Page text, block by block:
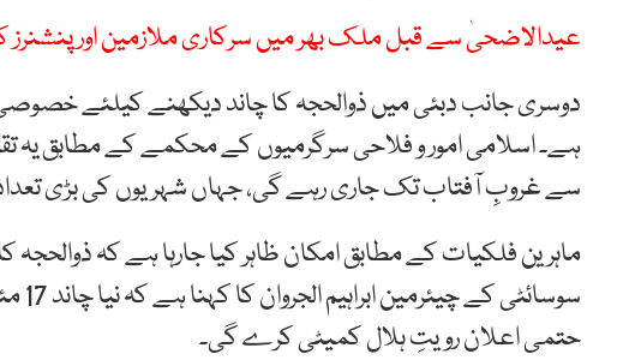
عیدالاضحیٰ سے قبل ملک بھر میں سرکاری ملازمین اور پنشنرز
دوسری جانب دبئی میں ذوالحجہ کا چاند دیکھنے کیلئے
سے غروبِ آفتاب تک جاری رہے گی، جہاں شہریوں کی بڑی
حتمی اعلان رویتِ ہلال کمیٹی کرے گی۔